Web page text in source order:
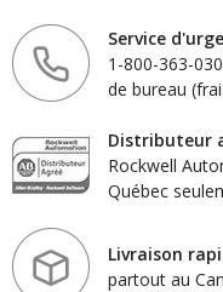
Service
1-800-363-
de bureau
Distributeur
Rockwell
Québec
Livraison
partout au